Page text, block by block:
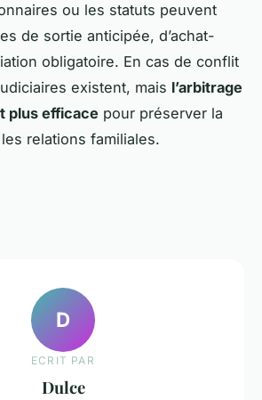
ou les statuts peuvent
de sortie anticipée, d’achat-
obligatoire. En cas de conflit
existent, mais l’arbitrage
plus efficace pour préserver la
relations familiales.
D
ECRIT PAR
Dulce